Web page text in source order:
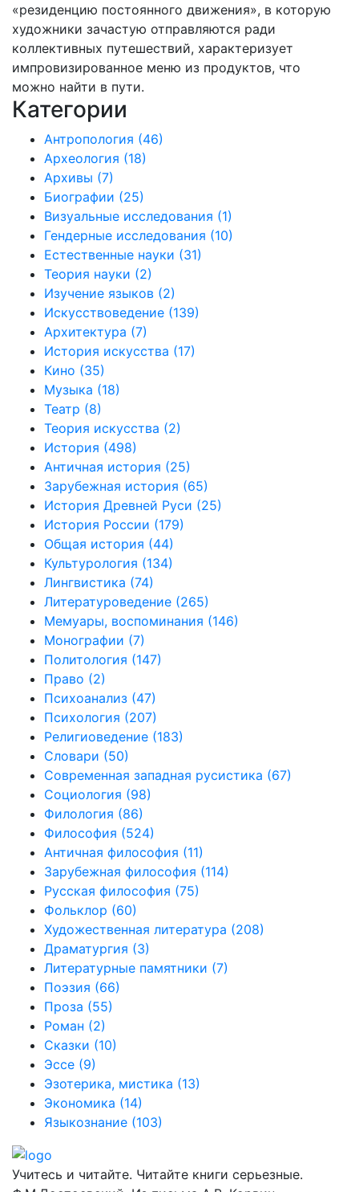
Категории
Антропология (46)
Археология (18)
Архивы (7)
Биографии (25)
Визуальные исследования (1)
Гендерные исследования (10)
Естественные науки (31)
Теория науки (2)
Изучение языков (2)
Искусствоведение (139)
Архитектура (7)
История искусства (17)
Кино (35)
Музыка (18)
Театр (8)
Теория искусства (2)
История (498)
Античная история (25)
Зарубежная история (65)
История Древней Руси (25)
История России (179)
Общая история (44)
Культурология (134)
Лингвистика (74)
Литературоведение (265)
Мемуары, воспоминания (146)
Монографии (7)
Политология (147)
Право (2)
Психоанализ (47)
Психология (207)
Религиоведение (183)
Словари (50)
Современная западная русистика (67)
Социология (98)
Филология (86)
Философия (524)
Античная философия (11)
Зарубежная философия (114)
Русская философия (75)
Фольклор (60)
Художественная литература (208)
Драматургия (3)
Литературные памятники (7)
Поэзия (66)
Проза (55)
Роман (2)
Сказки (10)
Эссе (9)
Эзотерика, мистика (13)
Экономика (14)
Языкознание (103)
«резиденцию постоянного движения», в которую
художники зачастую отправляются ради
коллективных путешествий, характеризует
импровизированное меню из продуктов, что
можно найти в пути.
Учитесь и читайте. Читайте книги серьезные.